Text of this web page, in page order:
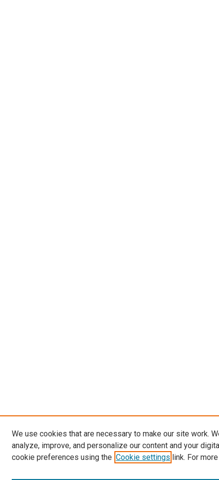
We use cookies that are necessary to make our site work.
analyze, improve, and personalize our content and your
cookie preferences using the Cookie settings link. For